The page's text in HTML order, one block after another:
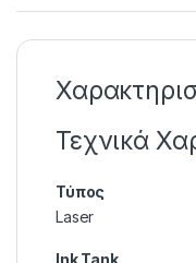
Τεχνικά
Τύπος
Laser